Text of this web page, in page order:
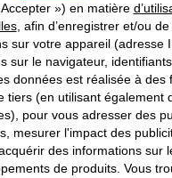
personnelles
légales Résilier le
2026 bonprix. Tous droits
») en matière
, afin d’enregistrer et/ou
sur votre appareil (adresse
sur le navigateur,
données est réalisée à des
tiers (en utilisant également
pour vous adresser des
mesurer l'impact des
des informations sur
de produits. Vous